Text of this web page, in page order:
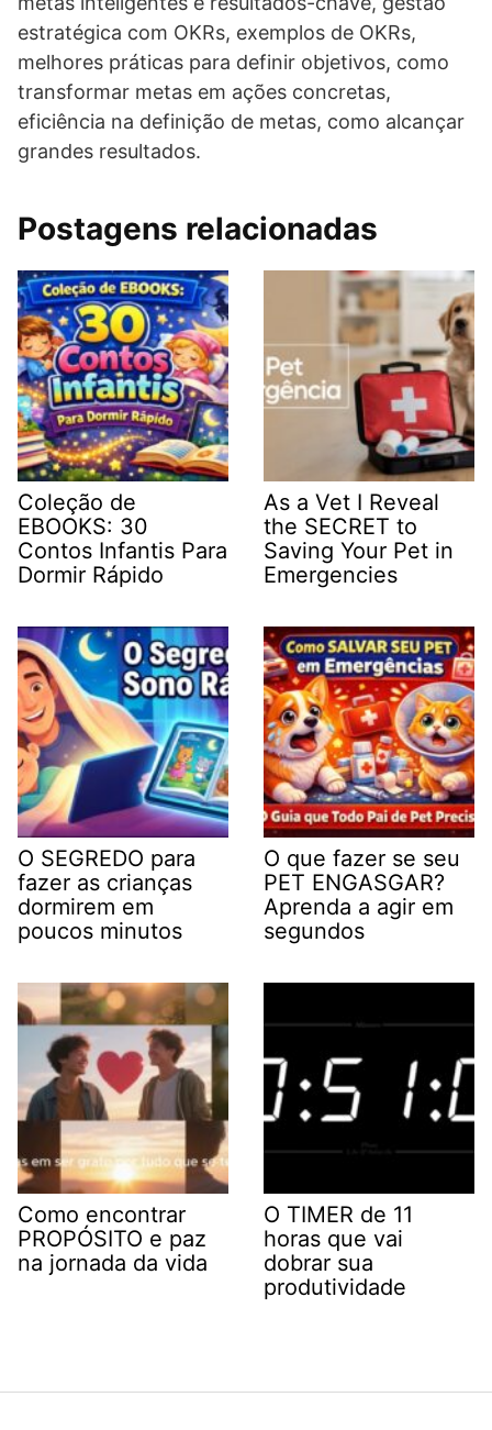
estratégica com OKRs, exemplos de OKRs,
melhores práticas para definir objetivos, como
transformar metas em ações concretas,
eficiência na definição de metas, como alcançar
grandes resultados.
Postagens relacionadas
Coleção de
EBOOKS: 30
Contos Infantis Para
Dormir Rápido
As a Vet I Reveal
the SECRET to
Saving Your Pet in
Emergencies
O SEGREDO para
fazer as crianças
dormirem em
poucos minutos
O que fazer se seu
PET ENGASGAR?
Aprenda a agir em
segundos
Como encontrar
PROPÓSITO e paz
na jornada da vida
O TIMER de 11
horas que vai
dobrar sua
produtividade